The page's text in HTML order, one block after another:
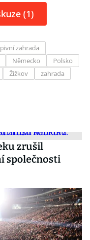
(1)
pivní zahrada
Německo
Polsko
Žižkov
zahrada
zrušil
společnosti